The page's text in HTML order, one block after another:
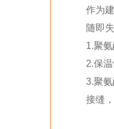
作为
随即
1.聚
2.保
3.聚
接缝